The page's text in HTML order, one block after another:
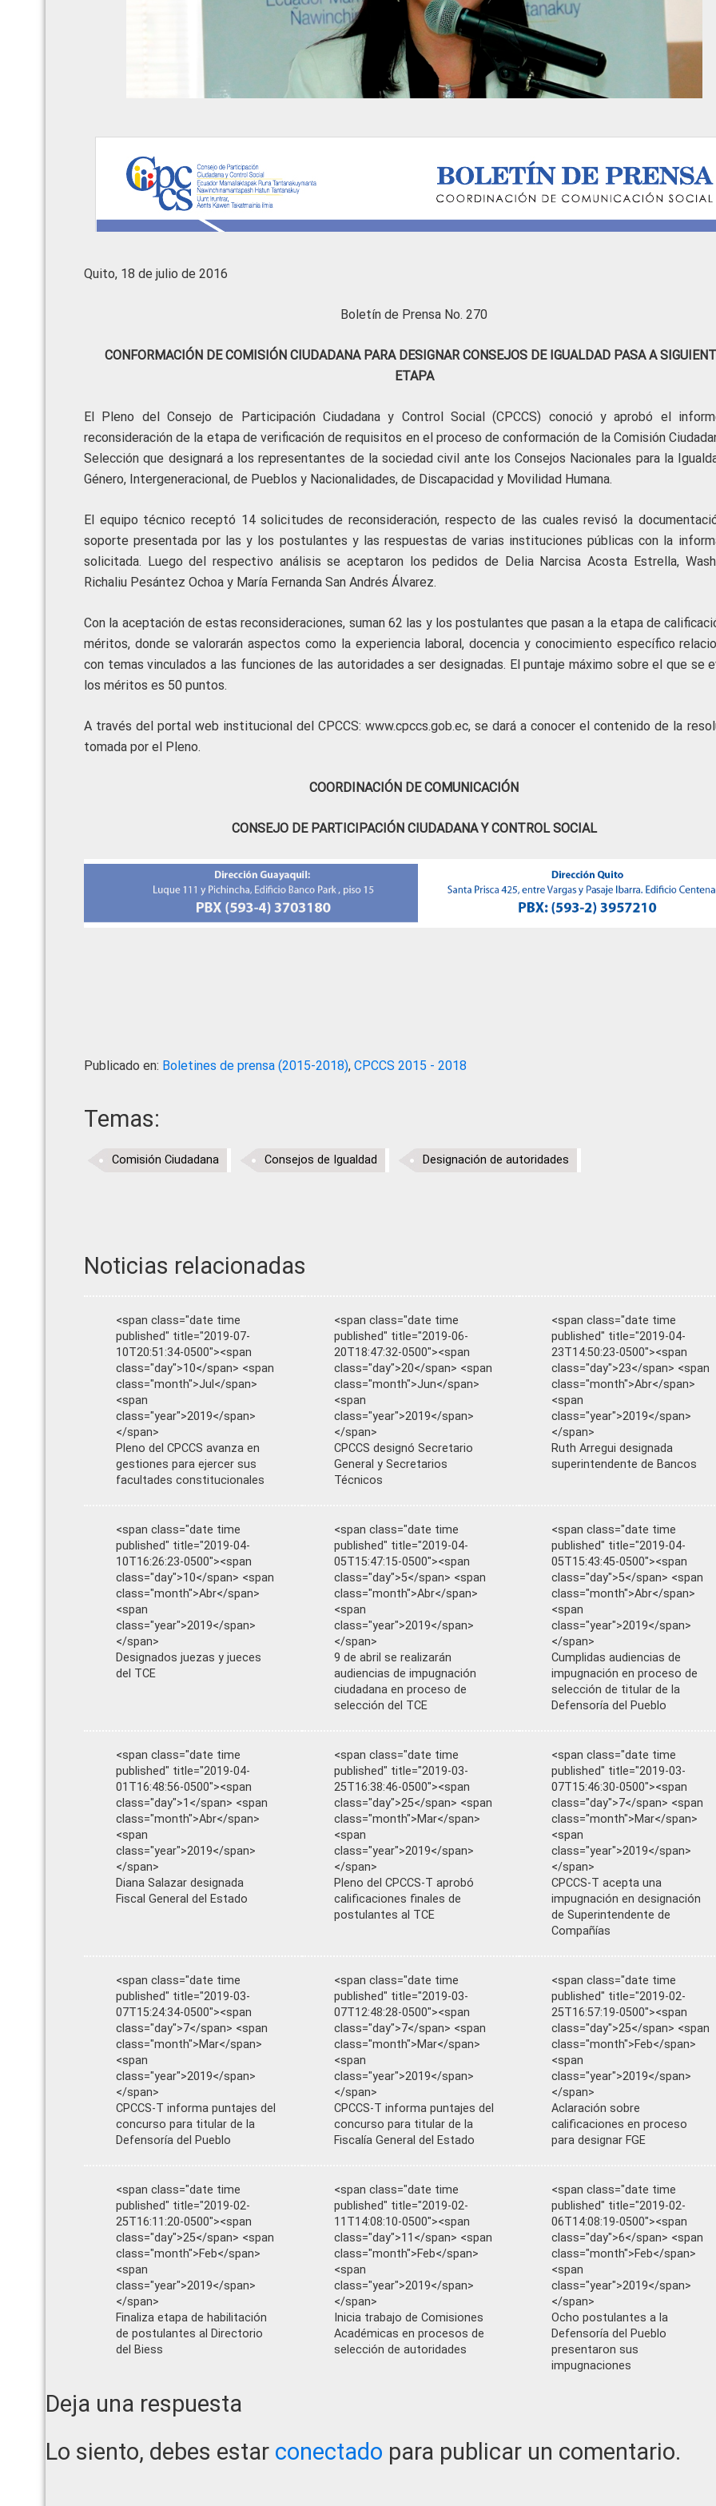
Quito, 18 de julio de 2016
Boletín de Prensa No. 270
CONFORMACIÓN DE COMISIÓN CIUDADANA PARA DESIGNAR CONSEJOS DE IGUALDAD PASA A
ETAPA
El Pleno del Consejo de Participación Ciudadana y Control Social (CPCCS) conoció y aprobó el
reconsideración de la etapa de verificación de requisitos en el proceso de conformación de la Comisión
Selección que designará a los representantes de la sociedad civil ante los Consejos Nacionales para la
Género, Intergeneracional, de Pueblos y Nacionalidades, de Discapacidad y Movilidad Humana.
El equipo técnico receptó 14 solicitudes de reconsideración, respecto de las cuales revisó la
soporte presentada por las y los postulantes y las respuestas de varias instituciones públicas con la
solicitada. Luego del respectivo análisis se aceptaron los pedidos de Delia Narcisa Acosta Estrella,
Richaliu Pesántez Ochoa y María Fernanda San Andrés Álvarez.
Con la aceptación de estas reconsideraciones, suman 62 las y los postulantes que pasan a la etapa de
méritos, donde se valorarán aspectos como la experiencia laboral, docencia y conocimiento específico
con temas vinculados a las funciones de las autoridades a ser designadas. El puntaje máximo sobre el que se
los méritos es 50 puntos.
A través del portal web institucional del CPCCS: www.cpccs.gob.ec, se dará a conocer el contenido de la
tomada por el Pleno.
COORDINACIÓN DE COMUNICACIÓN
CONSEJO DE PARTICIPACIÓN CIUDADANA Y CONTROL SOCIAL
Publicado en: Boletines de prensa (2015-2018), CPCCS 2015 - 2018
Temas:
Comisión Ciudadana Consejos de Igualdad Designación de autoridades
Noticias relacionadas
<span class="date time
published" title="2019-07-
10T20:51:34-0500"><span
class="day">10</span> <span
class="month">Jul</span>
<span
class="year">2019</span>
</span>
Pleno del CPCCS avanza en
gestiones para ejercer sus
facultades constitucionales
<span class="date time
published" title="2019-06-
20T18:47:32-0500"><span
class="day">20</span> <span
class="month">Jun</span>
<span
class="year">2019</span>
</span>
CPCCS designó Secretario
General y Secretarios
Técnicos
<span class="date time
published" title="2019-04-
23T14:50:23-0500"><span
class="day">23</span> <span
class="month">Abr</span>
<span
class="year">2019</span>
</span>
Ruth Arregui designada
superintendente de Bancos
<span class="date time
published" title="2019-04-
10T16:26:23-0500"><span
class="day">10</span> <span
class="month">Abr</span>
<span
class="year">2019</span>
</span>
Designados juezas y jueces
del TCE
<span class="date time
published" title="2019-04-
05T15:47:15-0500"><span
class="day">5</span> <span
class="month">Abr</span>
<span
class="year">2019</span>
</span>
9 de abril se realizarán
audiencias de impugnación
ciudadana en proceso de
selección del TCE
<span class="date time
published" title="2019-04-
05T15:43:45-0500"><span
class="day">5</span> <span
class="month">Abr</span>
<span
class="year">2019</span>
</span>
Cumplidas audiencias de
impugnación en proceso de
selección de titular de la
Defensoría del Pueblo
<span class="date time
published" title="2019-04-
01T16:48:56-0500"><span
class="day">1</span> <span
class="month">Abr</span>
<span
class="year">2019</span>
</span>
Diana Salazar designada
Fiscal General del Estado
<span class="date time
published" title="2019-03-
25T16:38:46-0500"><span
class="day">25</span> <span
class="month">Mar</span>
<span
class="year">2019</span>
</span>
Pleno del CPCCS-T aprobó
calificaciones finales de
postulantes al TCE
<span class="date time
published" title="2019-03-
07T15:46:30-0500"><span
class="day">7</span> <span
class="month">Mar</span>
<span
class="year">2019</span>
</span>
CPCCS-T acepta una
impugnación en designación
de Superintendente de
Compañías
<span class="date time
published" title="2019-03-
07T15:24:34-0500"><span
class="day">7</span> <span
class="month">Mar</span>
<span
class="year">2019</span>
</span>
CPCCS-T informa puntajes del
concurso para titular de la
Defensoría del Pueblo
<span class="date time
published" title="2019-03-
07T12:48:28-0500"><span
class="day">7</span> <span
class="month">Mar</span>
<span
class="year">2019</span>
</span>
CPCCS-T informa puntajes del
concurso para titular de la
Fiscalía General del Estado
<span class="date time
published" title="2019-02-
25T16:57:19-0500"><span
class="day">25</span> <span
class="month">Feb</span>
<span
class="year">2019</span>
</span>
Aclaración sobre
calificaciones en proceso
para designar FGE
<span class="date time
published" title="2019-02-
25T16:11:20-0500"><span
class="day">25</span> <span
class="month">Feb</span>
<span
class="year">2019</span>
</span>
Finaliza etapa de habilitación
de postulantes al Directorio
del Biess
<span class="date time
published" title="2019-02-
11T14:08:10-0500"><span
class="day">11</span> <span
class="month">Feb</span>
<span
class="year">2019</span>
</span>
Inicia trabajo de Comisiones
Académicas en procesos de
selección de autoridades
<span class="date time
published" title="2019-02-
06T14:08:19-0500"><span
class="day">6</span> <span
class="month">Feb</span>
<span
class="year">2019</span>
</span>
Ocho postulantes a la
Defensoría del Pueblo
presentaron sus
impugnaciones
Reader
Interactions
Deja una respuesta
Lo siento, debes estar conectado para publicar un comentario.